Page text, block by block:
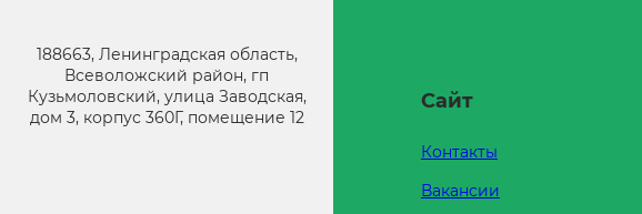
188663, Ленинградская область,
Всеволожский район, гп
Кузьмоловский, улица Заводская,
дом 3, корпус 360Г, помещение 12
Сайт
Контакты
Вакансии